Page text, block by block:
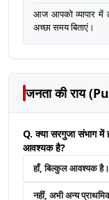
आज आपको व्यापार में
अच्छा समय बिताएं।
जनता की राय
Q. क्या सरगुजा संभाग में
आवश्यक है?
हाँ, बिल्कुल आवश्यक है।
नहीं, अभी अन्य